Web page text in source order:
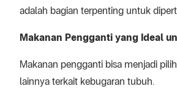
adalah bagian terpenting untuk
Makanan Pengganti yang Ideal
Makanan pengganti bisa menjadi
lainnya terkait kebugaran tubuh.